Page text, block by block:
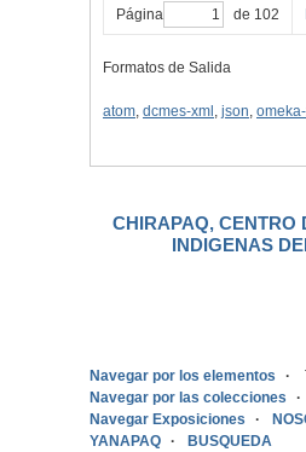
Página de 102
Formatos de Salida
atom, dcmes-xml , json,
CHIRAPAQ, CENTRO
INDIGENAS
Navegar por los elementos
Navegar por las colecciones
Navegar Exposiciones
YANAPAQ
BUSQUEDA